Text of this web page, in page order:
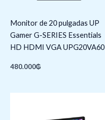
Monitor de 20 pulgadas UP
Gamer G-SERIES Essentials
HD HDMI VGA UPG20VA60
480.000₲